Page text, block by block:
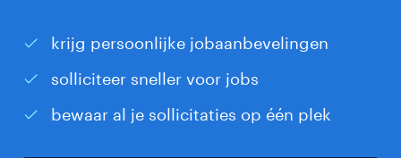
krijg persoonlijke jobaanbevelingen
solliciteer sneller voor jobs
bewaar al je sollicitaties op één plek